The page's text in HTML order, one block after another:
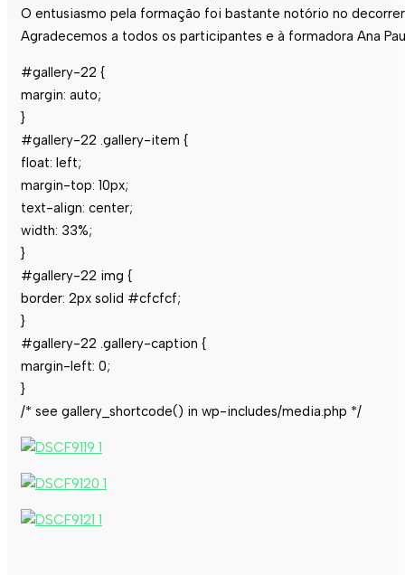
O entusiasmo pela formação foi bastante notório no
Agradecemos a todos os participantes e à formadora Ana
#gallery-22 {
margin: auto;
}
#gallery-22 .gallery-item {
float: left;
margin-top: 10px;
text-align: center;
width: 33%;
}
#gallery-22 img {
border: 2px solid #cfcfcf;
}
#gallery-22 .gallery-caption {
margin-left: 0;
}
/* see gallery_shortcode() in wp-includes/media.php */